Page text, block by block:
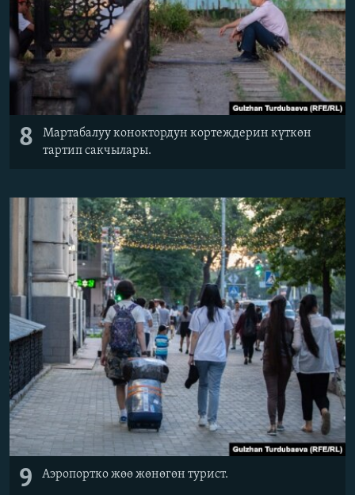
8
Мартабалуу коноктордун кортеждерин күткөн
тартип сакчылары.
9 Аэропортко жөө жөнөгөн турист.